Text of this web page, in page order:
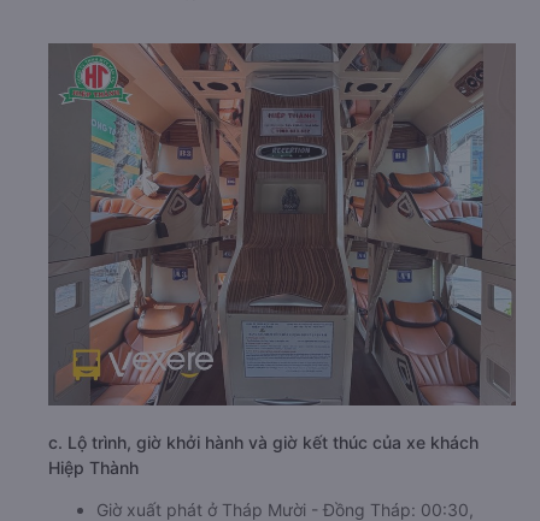
c. Lộ trình, giờ khởi hành và giờ kết thúc của xe khách
Hiệp Thành
Giờ xuất phát ở Tháp Mười - Đồng Tháp: 00:30,